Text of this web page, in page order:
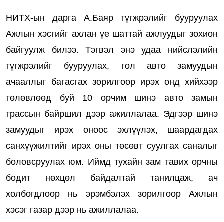
НИТХ-ын дарга А.Баяр түгжрэлийг бууруулах
Ажлын хэсгийг ахлан үе шаттай ажлуудыг зохион
байгуулж билээ. Тэгвэл энэ удаа нийслэлийн
түгжрэлийг бууруулах, гол авто замуудын
ачааллыг багасгах зорилгоор ирэх онд хийхээр
төлөвлөөд буй 10 орчим шинэ авто замын
трассын байршил дээр ажиллалаа. Эдгээр шинэ
замуудыг ирэх оноос эхлүүлэх, шаардагдах
санхүүжилтийг ирэх оны төсөвт суулгах саналыг
боловсруулах юм. Иймд тухайн зам тавих орчны
бодит нөхцөл байдалтай танилцаж, ач
холбогдлоор нь эрэмбэлэх зорилгоор Ажлын
хэсэг газар дээр нь ажиллалаа.